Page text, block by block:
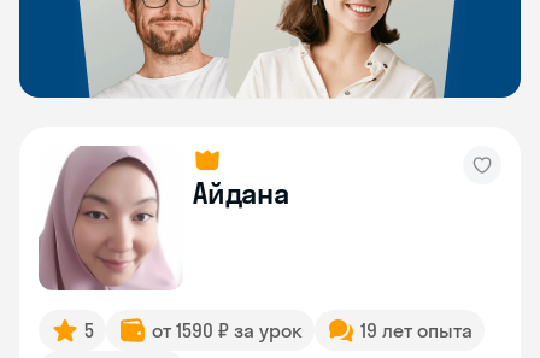
Айдана
5 от 1590 ₽ за урок
19 лет опыта